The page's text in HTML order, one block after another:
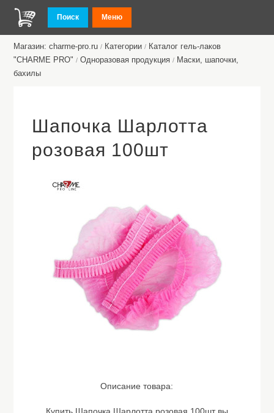
Поиск Меню
Магазин: charme-pro.ru / Категории / Каталог гель-лаков
"CHARME PRO" / Одноразовая продукция / Маски, шапочки,
бахилы
Шапочка Шарлотта
розовая 100шт
Описание товара: